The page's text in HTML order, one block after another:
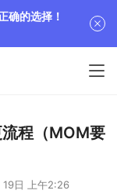
程（MOM要
日 上午2:26
确的选择！